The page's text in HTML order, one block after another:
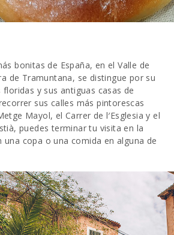
bonitas de España, en el Valle de
de Tramuntana, se distingue por su
y sus antiguas casas de
sus calles más pintorescas
Mayol, el Carrer de l′Esglesia y el
puedes terminar tu visita en la
una copa o una comida en alguna de